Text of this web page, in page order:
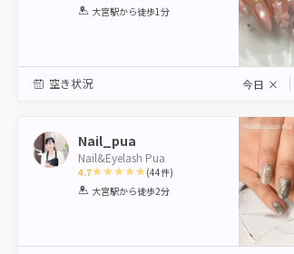
1 2 3 4 5
大宮駅から徒歩1分
空き状況 今日 ×
Nail_pua
Nail&Eyelash Pua
4.7
1 2 3 4 5
(44件)
大宮駅から徒歩2分